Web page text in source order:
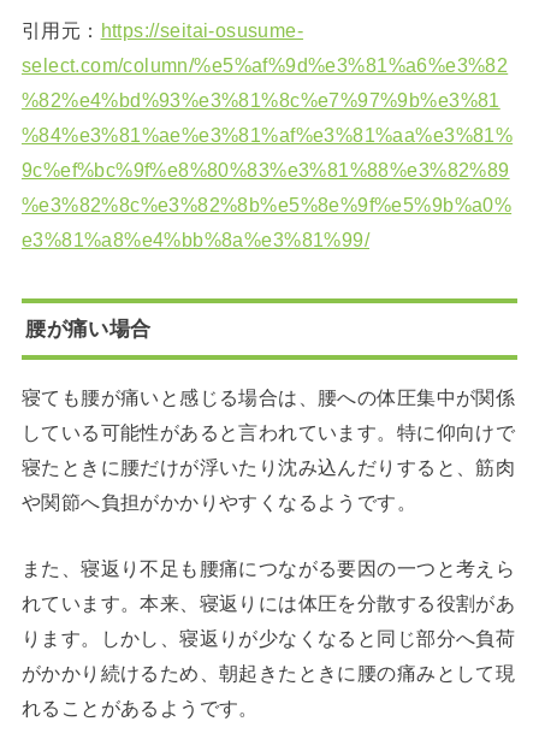
引用元： https://seitai-osusume-
select.com/column/%e5%af%9d%e3%81%a6%e3%82
%82%e4%bd%93%e3%81%8c%e7%97%9b%e3%81
%84%e3%81%ae%e3%81%af%e3%81%aa%e3%81%
9c%ef%bc%9f%e8%80%83%e3%81%88%e3%82%89
%e3%82%8c%e3%82%8b%e5%8e%9f%e5%9b%a0%
e3%81%a8%e4%bb%8a%e3%81%99/
腰が痛い場合
寝ても腰が痛いと感じる場合は、腰への体圧集中が関係
している可能性があると言われています。特に仰向けで
寝たときに腰だけが浮いたり沈み込んだりすると、筋肉
や関節へ負担がかかりやすくなるようです。
また、寝返り不足も腰痛につながる要因の一つと考えら
れています。本来、寝返りには体圧を分散する役割があ
ります。しかし、寝返りが少なくなると同じ部分へ負荷
がかかり続けるため、朝起きたときに腰の痛みとして現
れることがあるようです。